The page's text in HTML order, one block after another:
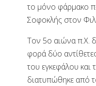
το μόνο φάρμακο
Σοφοκλής στον
Τον 5ο αιώνα π.Χ.
φορά δύο
του εγκεφάλου
διατυπώθηκε από